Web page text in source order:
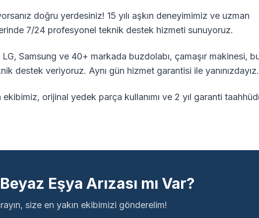
doğru yerdesiniz! 15 yılı aşkın deneyimimiz ve uzman
7/24 profesyonel teknik destek hizmeti sunuyoruz.
Samsung ve 40+ markada buzdolabı, çamaşır makinesi,
destek veriyoruz. Aynı gün hizmet garantisi ile yanınızdayız.
orijinal yedek parça kullanımı ve 2 yıl garanti
Eşya Arızası mı Var?
size en yakın ekibimizi gönderelim!